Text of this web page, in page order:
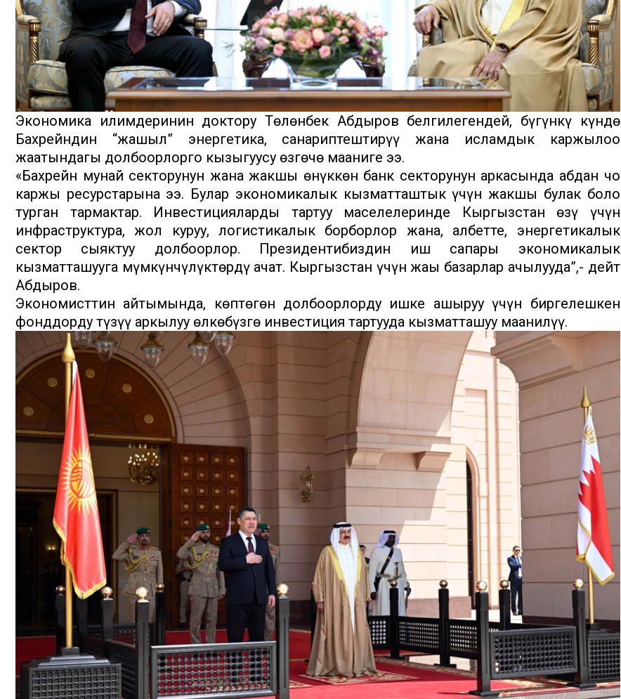
Экономика илимдеринин доктору Төлөнбек Абдыров белгилегендей, бүгүнкү күндө
Бахрейндин “жашыл” энергетика, санариптештирүү жана исламдык каржылоо
жаатындагы долбоорлорго кызыгуусу өзгөчө мааниге ээ.
«Бахрейн мунай секторунун жана жакшы өнүккөн банк секторунун аркасында абдан чоң
каржы ресурстарына ээ. Булар экономикалык кызматташтык үчүн жакшы булак боло
турган тармактар. Инвестицияларды тартуу маселелеринде Кыргызстан өзү үчүн
инфраструктура, жол куруу, логистикалык борборлор жана, албетте, энергетикалык
сектор сыяктуу долбоорлор. Президентибиздин иш сапары экономикалык
кызматташууга мүмкүнчүлүктөрдү ачат. Кыргызстан үчүн жаңы базарлар ачылууда”,- дейт
Абдыров.
Экономисттин айтымында, көптөгөн долбоорлорду ишке ашыруу үчүн биргелешкен
фонддорду түзүү аркылуу өлкөбүзгө инвестиция тартууда кызматташуу маанилүү.